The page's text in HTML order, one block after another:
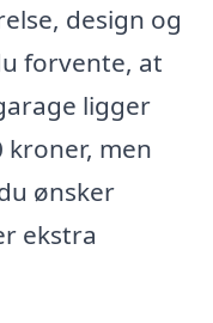
design og
forvente, at
ligger
kroner, men
ønsker
ekstra